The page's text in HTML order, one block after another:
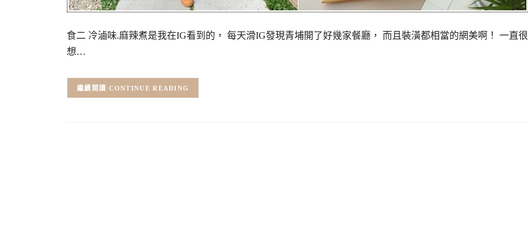
食二 冷滷味.麻辣煮是我在IG看到的， 每天滑IG發現青埔開了好幾家餐廳， 而且裝潢都相當的網美啊！ 一直很
想…
CONTINUE READING